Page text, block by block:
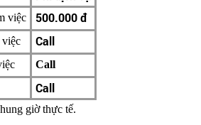
việc 500.000 đ
việc Call
Call
Call
giờ thực tế.